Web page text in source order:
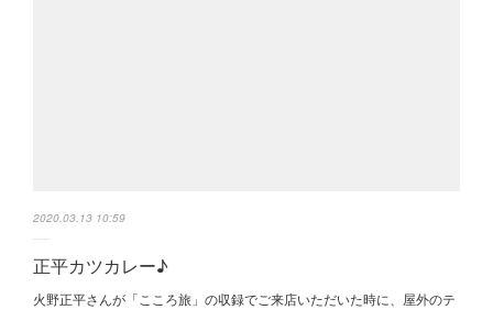
2020.03.13 10:59
正平カツカレー♪
火野正平さんが「こころ旅」の収録でご来店いただいた時に、屋外のテ